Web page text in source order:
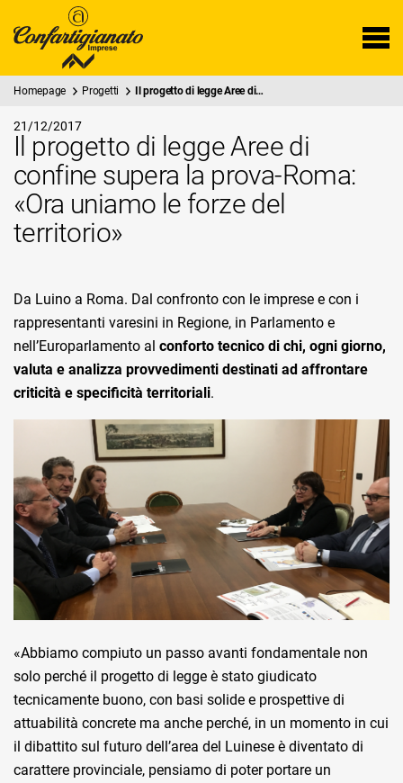
Homepage Progetti Il progetto di legge Aree di…
21/12/2017
Il progetto di legge Aree di
confine supera la prova-Roma:
«Ora uniamo le forze del
territorio»
Da Luino a Roma. Dal confronto con le imprese e con i
rappresentanti varesini in Regione, in Parlamento e
nell’Europarlamento al conforto tecnico di chi, ogni giorno,
valuta e analizza provvedimenti destinati ad affrontare
criticità e specificità territoriali.
«Abbiamo compiuto un passo avanti fondamentale non
solo perché il progetto di legge è stato giudicato
tecnicamente buono, con basi solide e prospettive di
attuabilità concrete ma anche perché, in un momento in cui
il dibattito sul futuro dell’area del Luinese è diventato di
carattere provinciale, pensiamo di poter portare un